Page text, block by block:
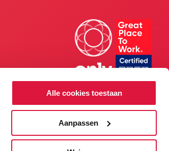
Alle cookies toestaan
Aanpassen